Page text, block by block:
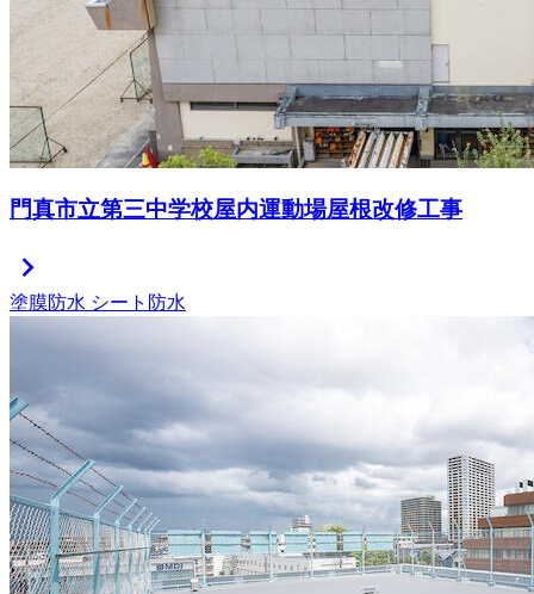
門真市立第三中学校屋内運動場屋根改修工事
chevron_right
塗膜防水 シート防水